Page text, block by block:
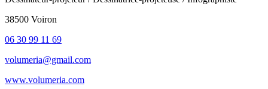
38500 Voiron
06 30 99 11 69
volumeria@gmail.com
www.volumeria.com